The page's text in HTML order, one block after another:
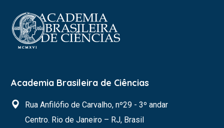
Academia Brasileira de Ciências
Rua Anfilófio de Carvalho, nº29 - 3º andar
Centro. Rio de Janeiro – RJ, Brasil